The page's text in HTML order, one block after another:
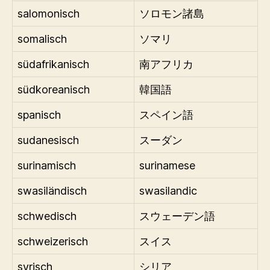
salomonisch
ソロモン諸島
somalisch
ソマリ
südafrikanisch
南アフリカ
südkoreanisch
韓国語
spanisch
スペイン語
sudanesisch
スーダン
surinamisch
surinamese
swasiländisch
swasilandic
schwedisch
スウェーデン語
schweizerisch
スイス
syrisch
シリア